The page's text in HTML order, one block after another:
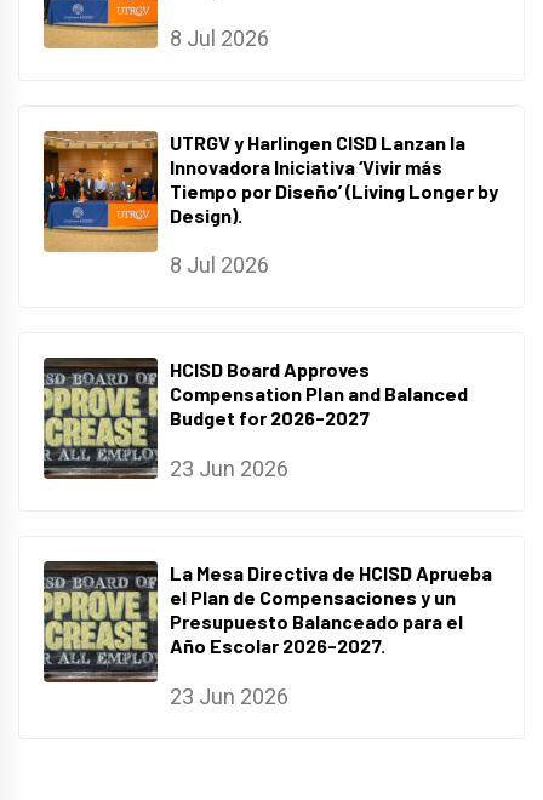
8 Jul 2026
UTRGV y Harlingen CISD Lanzan la
Innovadora Iniciativa ‘Vivir más
Tiempo por Diseño’ (Living Longer by
Design).
8 Jul 2026
HCISD Board Approves
Compensation Plan and Balanced
Budget for 2026-2027
23 Jun 2026
La Mesa Directiva de HCISD Aprueba
el Plan de Compensaciones y un
Presupuesto Balanceado para el
Año Escolar 2026-2027.
23 Jun 2026